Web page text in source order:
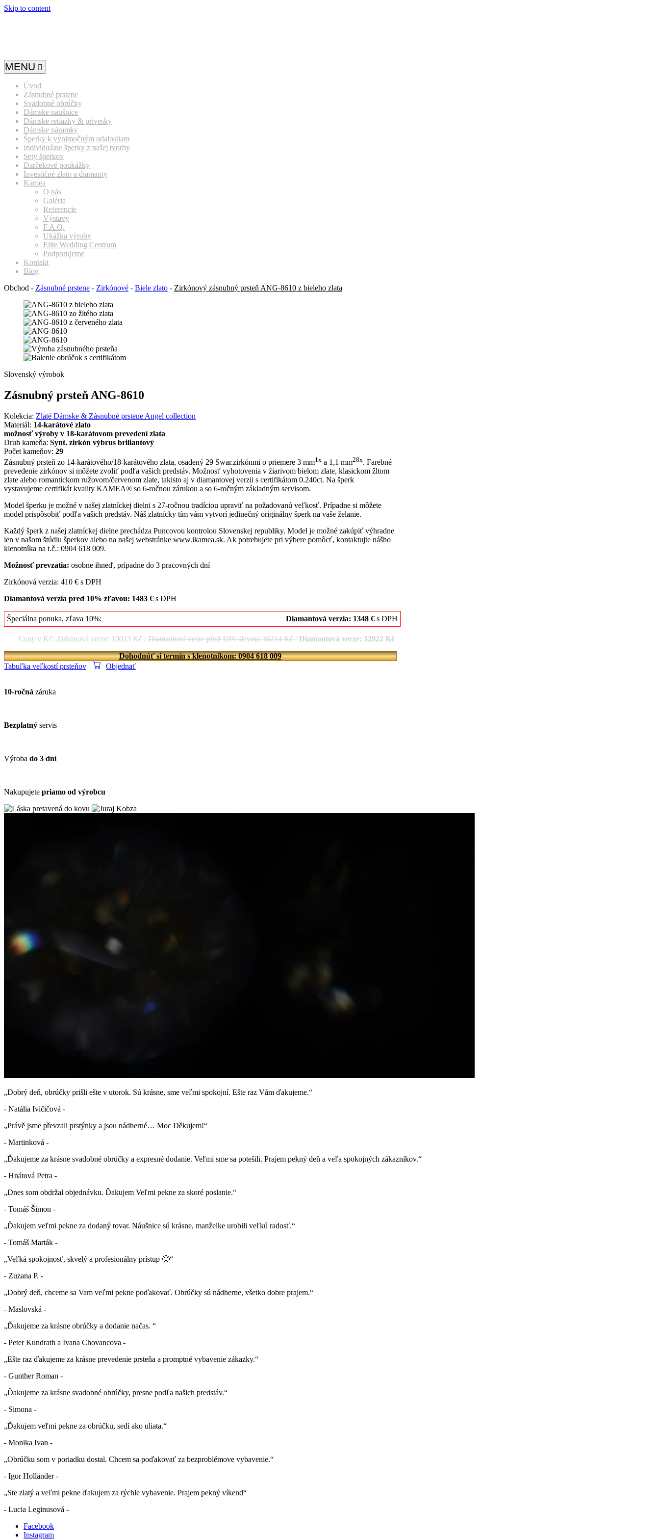
Skip to content
MENU
Úvod
Zásnubné prstene
Svadobné obrúčky
Dámske naušnice
Dámske retiazky & prívesky
Dámske náramky
Šperky k výnimočným udalostiam
Individuálne šperky z našej tvorby
Sety šperkov
Darčekové poukážky
Investičné zlato a diamanty
Kamea
O nás
Galéria
Referencie
Výstavy
F.A.Q.
Ukážka výroby
Elite Wedding Centrum
Podporujeme
Kontakt
Blog
Obchod - Zásnubné prstene - Zirkónové - Biele zlato - Zirkónový zásnubný prsteň ANG-8610 z bieleho zlata
Slovenský výrobok
Zásnubný prsteň ANG-8610
Kolekcia: Zlaté Dámske & Zásnubné prstene Angel collection
Materiál: 14-karátové zlato
možnosť výroby v 18-karátovom prevedení zlata
Druh kameňa: Synt. zirkón výbrus briliantový
Počet kameňov: 29
Zásnubný prsteň zo 14-karátového/18-karátového zlata, osadený 29 Swar.zirkónmi o priemere 3 mm1x a 1,1 mm28x. Farebné
prevedenie zirkónov si môžete zvoliť podľa vašich predstáv. Možnosť vyhotovenia v žiarivom bielom zlate, klasickom žltom
zlate alebo romantickom ružovom/červenom zlate, takisto aj v diamantovej verzii s certifikátom 0.240ct. Na šperk
vystavujeme certifikát kvality KAMEA® so 6-ročnou zárukou a so 6-ročným základným servisom.
Model šperku je možné v našej zlatníckej dielni s 27-ročnou tradíciou upraviť na požadovanú veľkosť. Prípadne si môžete
model prispôsobiť podľa vašich predstáv. Náš zlatnícky tím vám vytvorí jedinečný originálny šperk na vaše želanie.
Každý šperk z našej zlatníckej dielne prechádza Puncovou kontrolou Slovenskej republiky. Model je možné zakúpiť výhradne
len v našom štúdiu šperkov alebo na našej webstránke www.ikamea.sk. Ak potrebujete pri výbere pomôcť, kontaktujte nášho
klenotníka na t.č.: 0904 618 009.
Možnosť prevzatia: osobne ihneď, prípadne do 3 pracovných dní
Zirkónová verzia: 410 € s DPH
Diamantová verzia pred 10% zľavou: 1483 €s DPH
Špeciálna ponuka, zľava 10%: Diamantová verzia: 1348 €s DPH
Ceny v Kč: Zirkónová verze: 10013 Kč / Diamantová verze před 10% slevou: 36214 Kč/ Diamantová verze: 32922 Kč
Dohodnúť si termín s klenotníkom: 0904 618 009
Tabuľka veľkostí prsteňov
Objednať
10-ročná záruka
Bezplatný servis
Výroba do 3 dní
Nakupujete priamo od výrobcu
„Dobrý deň, obrúčky prišli ešte v utorok. Sú krásne, sme veľmi spokojní. Ešte raz Vám ďakujeme.“
- Natália Ivičičová -
„Právě jsme převzali prstýnky a jsou nádherné… Moc Děkujem!“
- Martinková -
„Ďakujeme za krásne svadobné obrúčky a expresné dodanie. Veľmi sme sa potešili. Prajem pekný deň a veľa spokojných zákazníkov.“
- Hnátová Petra -
„Dnes som obdržal objednávku. Ďakujem Veľmi pekne za skoré poslanie.“
- Tomáš Šimon -
„Ďakujem veľmi pekne za dodaný tovar. Náušnice sú krásne, manželke urobili veľkú radosť.“
- Tomáš Marták -
„Veľká spokojnosť, skvelý a profesionálny prístup 🙂“
- Zuzana P. -
„Dobrý deň, chceme sa Vam veľmi pekne poďakovať. Obrúčky sú nádherne, všetko dobre prajem.“
- Maslovská -
„Ďakujeme za krásne obrúčky a dodanie načas. “
- Peter Kundrath a Ivana Chovancova -
„Ešte raz ďakujeme za krásne prevedenie prsteňa a promptné vybavenie zákazky.“
- Gunther Roman -
„Ďakujeme za krásne svadobné obrúčky, presne podľa našich predstáv.“
- Simona -
„Ďakujem veľmi pekne za obrúčku, sedí ako uliata.“
- Monika Ivan -
„Obrúčku som v poriadku dostal. Chcem sa poďakovať za bezproblémove vybavenie.“
- Igor Holländer -
„Ste zlatý a veľmi pekne ďakujem za rýchle vybavenie. Prajem pekný víkend“
- Lucia Leginusová -
Facebook
Instagram